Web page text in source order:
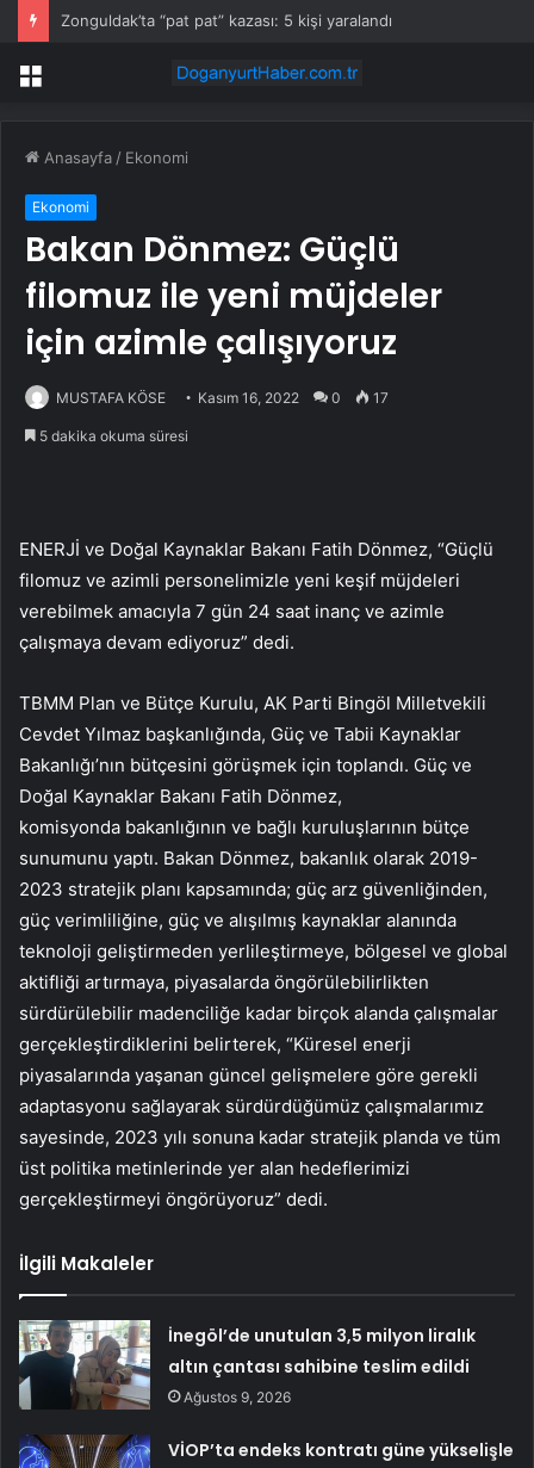
Zonguldak’ta “pat pat” kazası: 5 kişi yaralandı
Menü
Anasayfa / Ekonomi
Ekonomi
Bakan Dönmez: Güçlü
filomuz ile yeni müjdeler
için azimle çalışıyoruz
MUSTAFA KÖSE Kasım 16, 2022 0 17
5 dakika okuma süresi
ENERJİ ve Doğal Kaynaklar Bakanı Fatih Dönmez, “Güçlü
filomuz ve azimli personelimizle yeni keşif müjdeleri
verebilmek amacıyla 7 gün 24 saat inanç ve azimle
çalışmaya devam ediyoruz” dedi.
TBMM Plan ve Bütçe Kurulu, AK Parti Bingöl Milletvekili
Cevdet Yılmaz başkanlığında, Güç ve Tabii Kaynaklar
Bakanlığı’nın bütçesini görüşmek için toplandı. Güç ve
Doğal Kaynaklar Bakanı Fatih Dönmez,
komisyonda bakanlığının ve bağlı kuruluşlarının bütçe
sunumunu yaptı. Bakan Dönmez, bakanlık olarak 2019-
2023 stratejik planı kapsamında; güç arz güvenliğinden,
güç verimliliğine, güç ve alışılmış kaynaklar alanında
teknoloji geliştirmeden yerlileştirmeye, bölgesel ve global
aktifliği artırmaya, piyasalarda öngörülebilirlikten
sürdürülebilir madenciliğe kadar birçok alanda çalışmalar
gerçekleştirdiklerini belirterek, “Küresel enerji
piyasalarında yaşanan güncel gelişmelere göre gerekli
adaptasyonu sağlayarak sürdürdüğümüz çalışmalarımız
sayesinde, 2023 yılı sonuna kadar stratejik planda ve tüm
üst politika metinlerinde yer alan hedeflerimizi
gerçekleştirmeyi öngörüyoruz” dedi.
İlgili Makaleler
İnegöl’de unutulan 3,5 milyon liralık
altın çantası sahibine teslim edildi
Ağustos 9, 2026
VİOP’ta endeks kontratı güne yükselişle